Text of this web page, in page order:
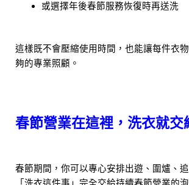
或選擇年後春節服務恢復時再送洗
這樣既不會壓縮使用時間，也能讓每件衣
夠的專業照顧。
春節營業在這裡，洗衣就交
春節期間，你可以專心安排出遊、圍爐、